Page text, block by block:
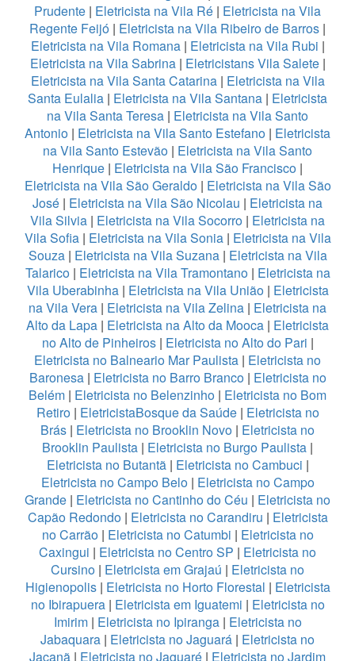
Prudente | Eletricista na Vila Ré | Eletricista na Vila
Regente Feijó | Eletricista na Vila Ribeiro de Barros |
Eletricista na Vila Romana| Eletricista na Vila Rubi |
Eletricista na Vila Sabrina| Eletricistans Vila Salete|
Eletricista na Vila Santa Catarina| Eletricista na Vila
Santa Eulalia | Eletricista na Vila Santana | Eletricista
na Vila Santa Teresa | Eletricista na Vila Santo
Antonio | Eletricista na Vila Santo Estefano | Eletricista
na Vila Santo Estevão | Eletricista na Vila Santo
Henrique | Eletricista na Vila São Francisco |
Eletricista na Vila São Geraldo| Eletricista na Vila São
José | Eletricista na Vila São Nicolau | Eletricista na
Vila Silvia | Eletricista na Vila Socorro | Eletricista na
Vila Sofia| Eletricista na Vila Sonia| Eletricista na Vila
Souza| Eletricista na Vila Suzana| Eletricista na Vila
Talarico| Eletricista na Vila Tramontano| Eletricista na
Vila Uberabinha| Eletricista na Vila União| Eletricista
na Vila Vera | Eletricista na Vila Zelina | Eletricista na
Alto da Lapa | Eletricista na Alto da Mooca | Eletricista
no Alto de Pinheiros| Eletricista no Alto do Pari |
Eletricista no Balneario Mar Paulista | Eletricista no
Baronesa| Eletricista no Barro Branco| Eletricista no
Belém | Eletricista no Belenzinho | Eletricista no Bom
Retiro| EletricistaBosque da Saúde| Eletricista no
Brás | Eletricista no Brooklin Novo | Eletricista no
Brooklin Paulista | Eletricista no Burgo Paulista |
Eletricista no Butantã| Eletricista no Cambuci |
Eletricista no Campo Belo| Eletricista no Campo
Grande | Eletricista no Cantinho do Céu | Eletricista no
Capão Redondo| Eletricista no Carandiru | Eletricista
no Carrão| Eletricista no Catumbi | Eletricista no
Caxingui | Eletricista no Centro SP | Eletricista no
Cursino | Eletricista em Grajaú | Eletricista no
Higienopolis| Eletricista no Horto Florestal | Eletricista
no Ibirapuera| Eletricista em Iguatemi | Eletricista no
Imirim| Eletricista no Ipiranga| Eletricista no
Jabaquara | Eletricista no Jaguará | Eletricista no
Jaçanã | Eletricista no Jaguaré | Eletricista no Jardim